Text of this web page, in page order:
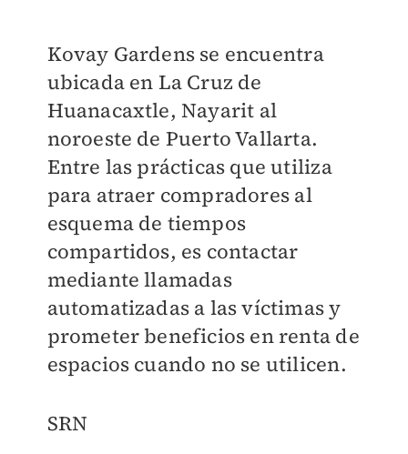
Kovay Gardens se encuentra
ubicada en La Cruz de
Huanacaxtle, Nayarit al
noroeste de Puerto Vallarta.
Entre las prácticas que utiliza
para atraer compradores al
esquema de tiempos
compartidos, es contactar
mediante llamadas
automatizadas a las víctimas y
prometer beneficios en renta de
espacios cuando no se utilicen.
SRN